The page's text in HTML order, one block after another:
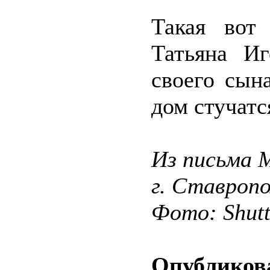
Такая вот
Татьяна
своего
дом
Из письма
г.
Фото: